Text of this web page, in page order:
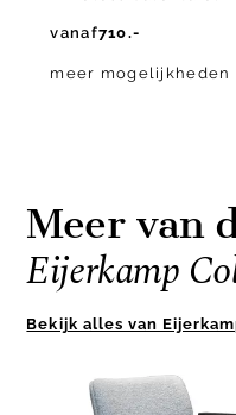
vanaf710.-
meer mogelijkheden
Meer van
Eijerkamp
Bekijk alles van